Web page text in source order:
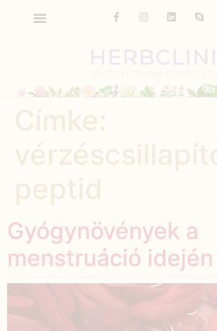
Gyógynövények a
menstruáció idején